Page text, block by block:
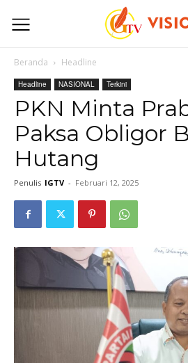
Beranda Headline
Headline NASIONAL Terkini
PKN Minta
Paksa Obligor
Hutang
Penulis IGTV - Februari 12, 2025